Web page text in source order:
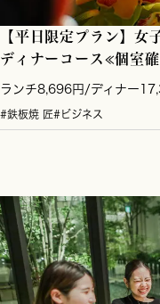
【平日限定プラン】女
ディナーコース≪個室
ランチ8,696円/ディナー
#鉄板焼 匠#ビジネス